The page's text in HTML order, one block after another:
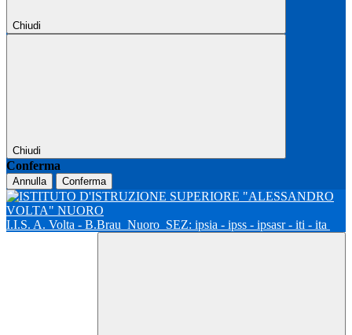
Chiudi
Chiudi
Conferma
Annulla Conferma
I.I.S. A. Volta - B.Brau Nuoro SEZ: ipsia - ipss - ipsasr - iti - ita